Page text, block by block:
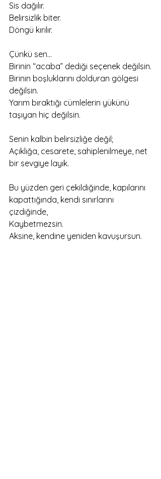
Sis dağılır.
Belirsizlik biter.
Döngü kırılır.
Çünkü sen…
Birinin “acaba” dediği seçenek değilsin.
Birinin boşluklarını dolduran gölgesi
değilsin.
Yarım bıraktığı cümlelerin yükünü
taşıyan hiç değilsin.
Senin kalbin belirsizliğe değil;
Açıklığa, cesarete, sahiplenilmeye, net
bir sevgiye layık.
Bu yüzden geri çekildiğinde, kapılarını
kapattığında, kendi sınırlarını
çizdiğinde,
Kaybetmezsin.
Aksine, kendine yeniden kavuşursun.